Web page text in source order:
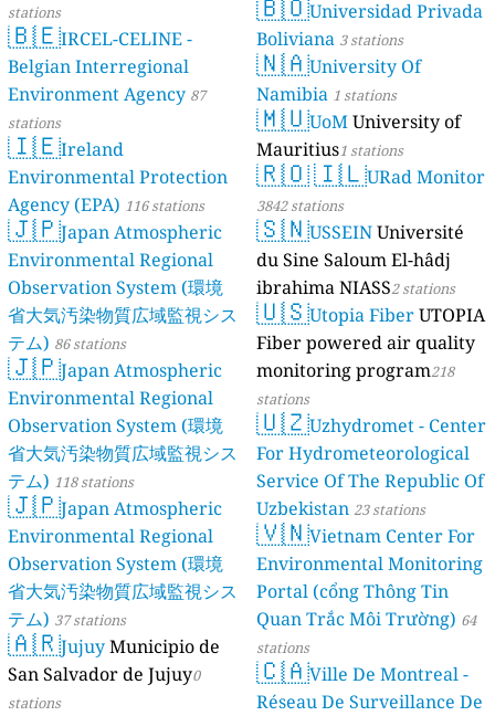
stations
🇧🇪IRCEL-CELINE -
Belgian Interregional
Environment Agency 87
stations
🇮🇪Ireland
Environmental Protection
Agency (EPA) 116 stations
🇯🇵Japan Atmospheric
Environmental Regional
Observation System (環境
省大気汚染物質広域監視シス
テム) 86 stations
🇯🇵Japan Atmospheric
Environmental Regional
Observation System (環境
省大気汚染物質広域監視シス
テム) 118 stations
🇯🇵Japan Atmospheric
Environmental Regional
Observation System (環境
省大気汚染物質広域監視シス
テム) 37 stations
🇦🇷Jujuy Municipio de
San Salvador de Jujuy0
stations
🇧🇴Universidad Privada
Boliviana 3 stations
🇳🇦University Of
Namibia 1 stations
🇲🇺UoMUniversity of
Mauritius1 stations
🇷🇴🇮🇱URad Monitor
3842 stations
🇸🇳USSEINUniversité
du Sine Saloum El-hâdj
ibrahima NIASS2 stations
🇺🇸Utopia FiberUTOPIA
Fiber powered air quality
monitoring program218
stations
🇺🇿Uzhydromet - Center
For Hydrometeorological
Service Of The Republic Of
Uzbekistan 23 stations
🇻🇳Vietnam Center For
Environmental Monitoring
Portal (cổng Thông Tin
Quan Trắc Môi Trường) 64
stations
🇨🇦Ville De Montreal -
Réseau De Surveillance De